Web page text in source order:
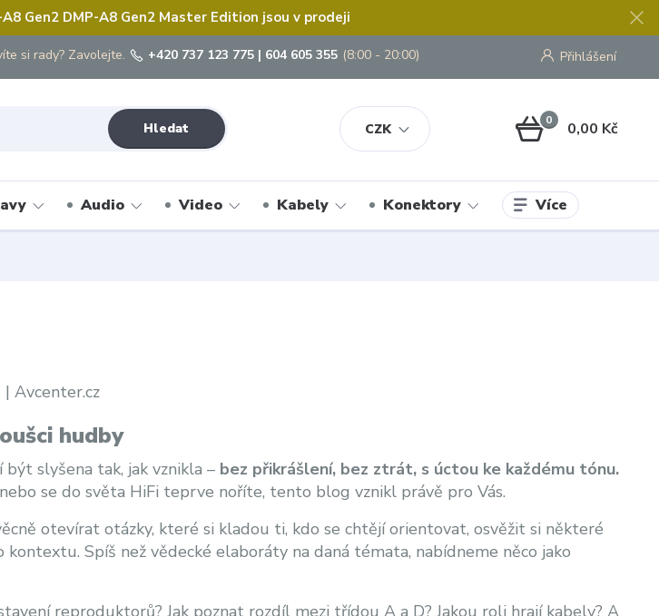
Gen2 DMP-A8 Gen2 Master Edition jsou v prodeji
CZK
Přihlášení
Hledat
si rady? Zavolejte. +420 737 123 775 | 604 605 355 (8:00 - 20:00)
0 0,00 Kč
Audio Video Kabely Konektory Více
hudby
být slyšena tak, jak vznikla – bez přikrášlení, bez ztrát, s úctou ke každému tónu.
se do světa HiFi teprve noříte, tento blog vznikl právě pro Vás.
otevírat otázky, které si kladou ti, kdo se chtějí orientovat, osvěžit si některé
kontextu. Spíš než vědecké elaboráty na daná témata, nabídneme něco jako
reproduktorů? Jak poznat rozdíl mezi třídou A a D? Jakou roli hrají kabely? A